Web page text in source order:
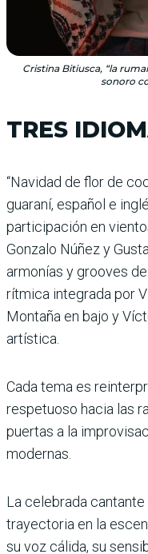
Cristina Bitiusca, “la
sonoro
TRES
“Navidad de flor de
guaraní, español e
participación en
Gonzalo Núñez y
armonías y grooves
rítmica integrada por
Montaña en bajo y
artística.
Cada tema es
respetuoso hacia las
puertas a la
modernas.
La celebrada
trayectoria en la
su voz cálida, su